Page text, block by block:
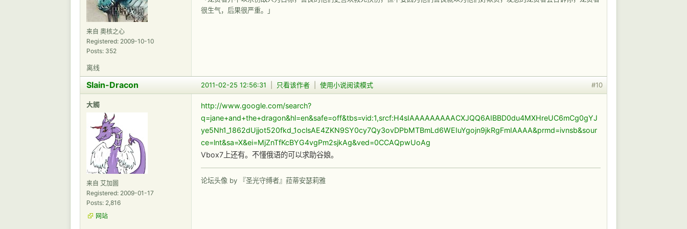
来自 奧核之心
Registered: 2009-10-10
Posts: 352
很生气，后果很严重。」
离线
#10
2011-02-25 12:56:31 只看该作者 使用小说阅读模式
Slain-Dracon
大觸
来自 艾加圖
Registered: 2009-01-17
Posts: 2,816
网站
http://www.google.com/search?
q=jane+and+the+dragon&hl=en&safe=off&tbs=vid:1,srcf:H4sIAAAAAAAAACXJQQ6AIBBD0du4MXHreUC6mCg0gYJ
ye5Nh1_1862dUjjot520fkd_1oclsAE4ZKN9SY0cy7Qy3ovDPbMTBmLd6WEIuYgojn9jkRgFmIAAAA&prmd=ivnsb&sour
ce=lnt&sa=X&ei=MjZnTfKcBYG4vgPm2sjkAg&ved=0CCAQpwUoAg
Vbox7上还有。不懂俄语的可以求助谷娘。
论坛头像 by 『圣光守缚者』菈蒂安瑟莉雅